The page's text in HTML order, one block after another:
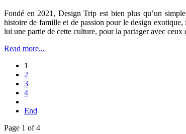
Fondé en 2021, Design Trip est bien plus qu’un
histoire de famille et de passion pour le design
lui une partie de cette culture, pour la partager avec
Read more...
1
2
3
4
End
Page 1 of 4